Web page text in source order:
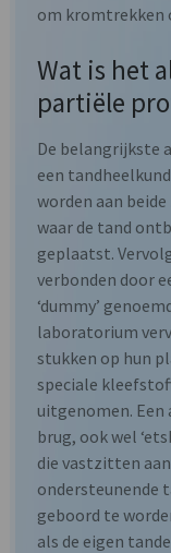
om kromtrekken
Wat is het
partiële
De belangrijkste
een
worden aan
waar de tand
geplaatst.
verbonden door
‘dummy’
laboratorium
stukken op hun
speciale
uitgenomen. Een
brug, ook wel
die vastzitten
ondersteunende
geboord te
als de eigen